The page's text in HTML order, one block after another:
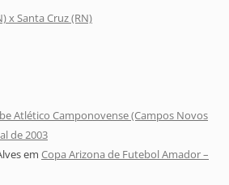
x Santa Cruz (RN)
Atlético Camponovense (Campos Novos
de 2003
em Copa Arizona de Futebol Amador –